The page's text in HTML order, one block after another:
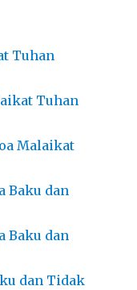
Tuhan
Tuhan
Malaikat
Baku dan
Baku dan
dan Tidak